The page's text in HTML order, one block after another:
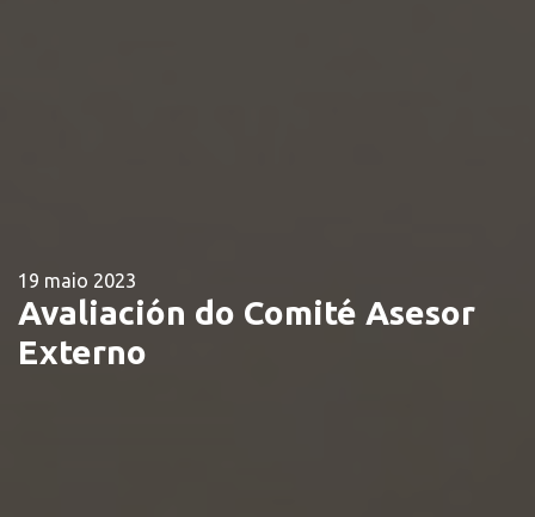
19 maio 2023
Avaliación do Comité Asesor
Externo